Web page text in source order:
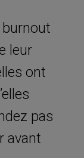
leur
ont
pas
avant